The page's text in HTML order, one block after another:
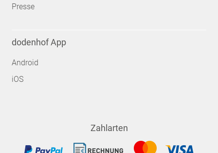
Presse
dodenhof App
Android
iOS
Zahlarten